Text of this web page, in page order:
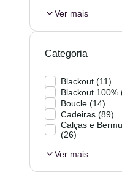
Ver mais
Categoria
Blackout (11)
Blackout 100%
Boucle (14)
Cadeiras (89)
Calças e
(26)
Ver mais